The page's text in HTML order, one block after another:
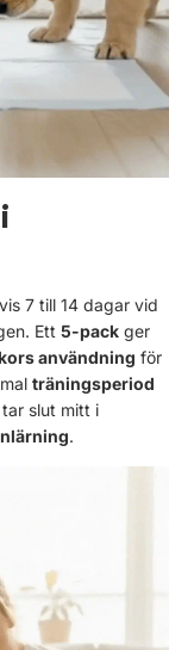
7 till 14 dagar vid
Ett 5-pack ger
användning för
träningsperiod
slut mitt i
.